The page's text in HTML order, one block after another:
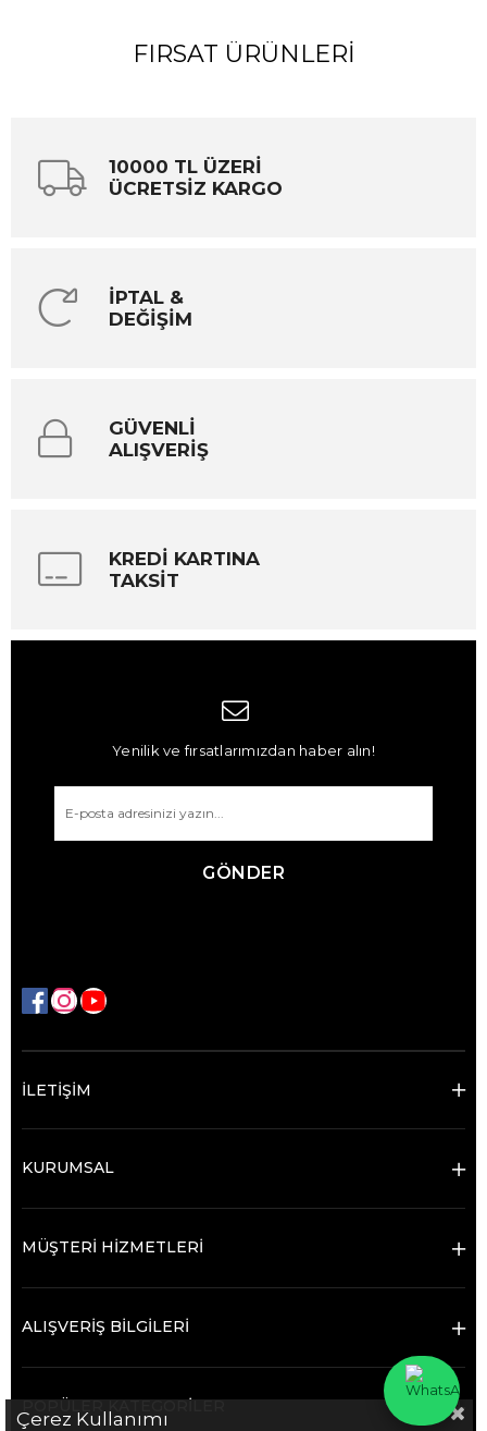
FIRSAT ÜRÜNLERI
10000 TL ÜZERİ
ÜCRETSİZ KARGO
İPTAL &
DEĞİŞİM
GÜVENLİ
ALIŞVERİŞ
KREDİ KARTINA
TAKSİT
Yenilik ve fırsatlarımızdan haber alın!
GÖNDER
İLETİŞİM
KURUMSAL
MÜŞTERİ HİZMETLERİ
ALIŞVERİŞ BİLGİLERİ
POPÜLER KATEGORİLER
Çerez Kullanımı